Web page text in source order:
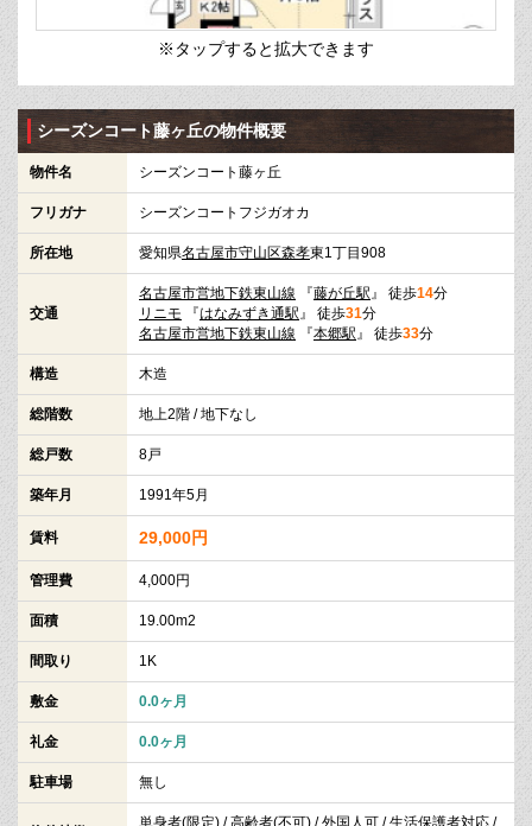
※タップすると拡大できます
シーズンコート藤ヶ丘の物件概要
物件名 シーズンコート藤ヶ丘
フリガナ シーズンコートフジガオカ
所在地 愛知県名古屋市守山区森孝東1丁目908
交通
名古屋市営地下鉄東山線 『藤が丘駅 』 徒歩14分
リニモ 『はなみずき通駅 』 徒歩31分
名古屋市営地下鉄東山線 『本郷駅 』 徒歩33分
構造 木造
総階数 地上2階 / 地下なし
総戸数 8戸
築年月 1991年5月
賃料 29,000円
管理費 4,000円
面積 19.00m2
間取り 1K
敷金 0.0ヶ月
礼金 0.0ヶ月
駐車場 無し
単身者(限定) / 高齢者(不可) / 外国人可 / 生活保護者対応 /